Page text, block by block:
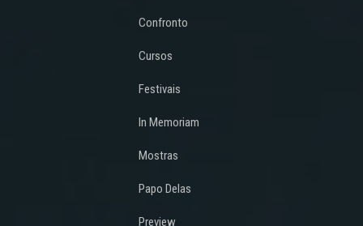
Confronto
Cursos
Festivais
In Memoriam
Mostras
Papo Delas
Preview